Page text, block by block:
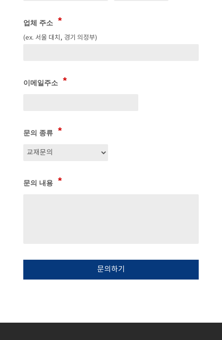
업체 주소
(ex. 서울 대치, 경기 의정부)
이메일주소
문의 종류
문의 내용
문의하기